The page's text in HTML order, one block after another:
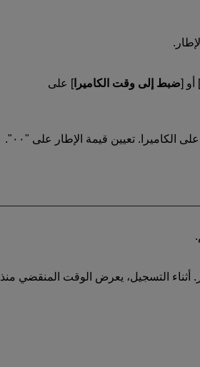
أو [ضبط إلى وقت الكاميرا] على
الكاميرا. تعيين قيمة الإطار على "٠٠".
أثناء التسجيل، يعرض الوقت المنقضي منذ